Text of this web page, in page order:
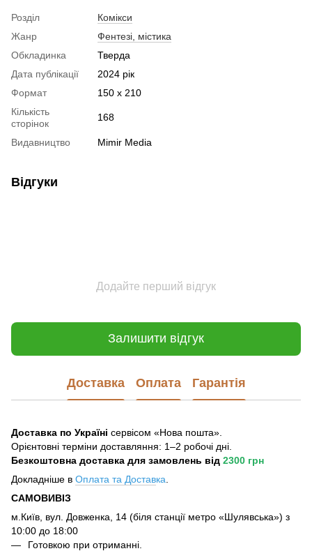
Розділ
Комікси
Жанр
Фентезі, містика
Обкладинка
Тверда
Дата публікації
2024 рік
Формат
150 х 210
Кількість
сторінок
168
Видавництво Mimir Media
Відгуки
Додайте перший відгук
Залишити відгук
Доставка Оплата Гарантія
Доставка по Україні сервісом «Нова пошта».
Орієнтовні терміни доставляння: 1–2 робочі дні.
Безкоштовна доставка для замовлень від 2300 грн
Докладніше в Оплата та Доставка
САМОВИВІЗ
м.Київ, вул. Довженка, 14 (біля станції метро «Шулявська») з
10:00 до 18:00
Готовкою при отриманні.